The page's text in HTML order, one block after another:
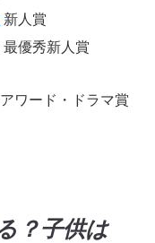
新人賞
最優秀新人賞
ワード・ドラマ賞
？子供は